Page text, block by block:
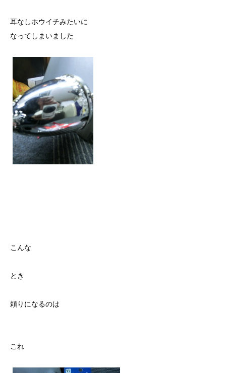
耳なしホウイチみたいに
なってしまいました
こんな
とき
頼りになるのは
これ